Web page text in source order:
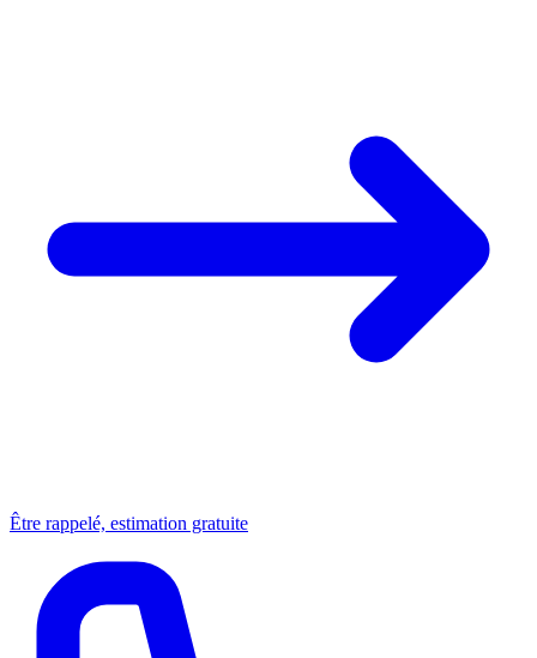
Être rappelé, estimation gratuite